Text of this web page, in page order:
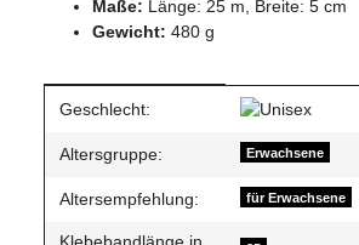
Maße: Länge: 25 m, Breite: 5 cm
Gewicht: 480 g
Produkteigenschaft
Wert
Geschlecht:
Altersgruppe: Erwachsene
Altersempfehlung: für Erwachsene